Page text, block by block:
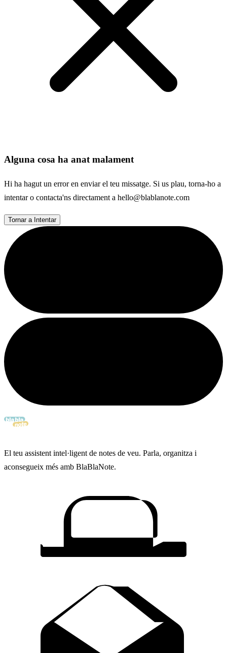
Alguna cosa ha anat malament
Hi ha hagut un error en enviar el teu missatge. Si us plau, torna-ho a
intentar o contacta'ns directament a hello@blablanote.com
Tornar a Intentar
El teu assistent intel·ligent de notes de veu. Parla, organitza i
aconsegueix més amb BlaBlaNote.